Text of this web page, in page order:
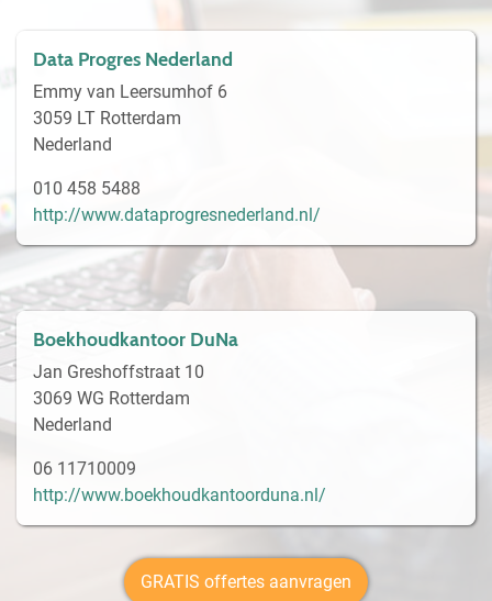
Data Progres Nederland
Emmy van Leersumhof 6
3059 LT Rotterdam
Nederland
010 458 5488
http://www.dataprogresnederland.nl/
Boekhoudkantoor DuNa
Jan Greshoffstraat 10
3069 WG Rotterdam
Nederland
06 11710009
http://www.boekhoudkantoorduna.nl/
GRATIS offertes aanvragen